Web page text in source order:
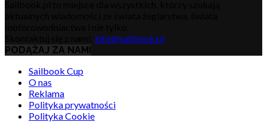
info@sailbook.pl
PODĄŻAJ ZA NAMI
Sailbook Cup
O nas
Reklama
Polityka prywatności
Polityka Cookie